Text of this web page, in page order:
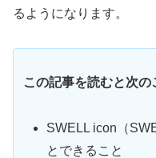
るようになります。
この記事を読むと次
SWELL icon（
とできること